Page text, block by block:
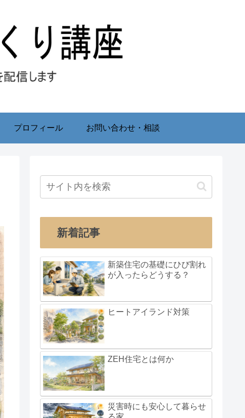
プロフィール お問い合わせ・相談
新着記事
新築住宅の基礎にひび割れ
が入ったらどうする？
ヒートアイランド対策
ZEH住宅とは何か
災害時にも安心して暮らせ